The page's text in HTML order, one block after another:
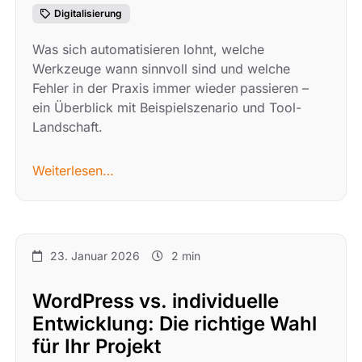
Digitalisierung
Was sich automatisieren lohnt, welche
Werkzeuge wann sinnvoll sind und welche
Fehler in der Praxis immer wieder passieren –
ein Überblick mit Beispielszenario und Tool-
Landschaft.
Weiterlesen…
23. Januar 2026 2 min
WordPress vs. individuelle
Entwicklung: Die richtige Wahl
für Ihr Projekt